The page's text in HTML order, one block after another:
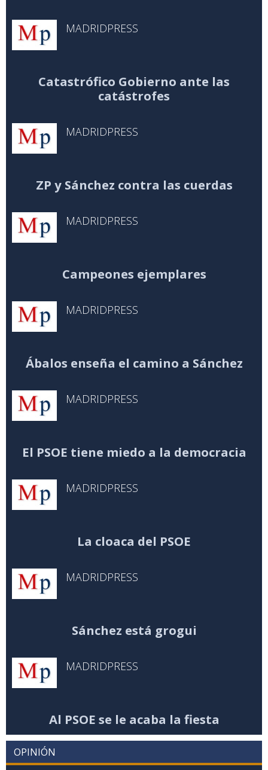
MADRIDPRESS
Catastrófico Gobierno ante las
catástrofes
MADRIDPRESS
ZP y Sánchez contra las cuerdas
MADRIDPRESS
Campeones ejemplares
MADRIDPRESS
Ábalos enseña el camino a Sánchez
MADRIDPRESS
El PSOE tiene miedo a la democracia
MADRIDPRESS
La cloaca del PSOE
MADRIDPRESS
Sánchez está grogui
MADRIDPRESS
Al PSOE se le acaba la fiesta
OPINIÓN